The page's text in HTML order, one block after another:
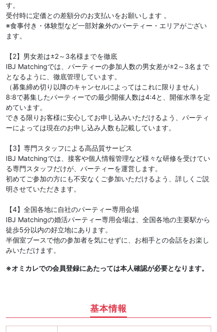
す。
受付時に定価との差額分のお支払いをお願いします 。
※食事付き・体験型など一部対象外のパーティー・エリアがござい
ます。
【2】男女差は±2～3名様までを徹底
IBJ Matchingでは、パーティーの参加人数の男女差が±2～3名まで
となるように、徹底管理しています。
（募集締め切り以降のキャンセルによってはこれに限りません）
8:8で募集したパーティーでの最少開催人数は4:4と、開催水準を定
めています。
できる限りお客様に安心してお申し込みいただけるよう、パーティ
ーによっては現在のお申し込み人数も記載しています。
【3】専門スタッフによる高品質サービス
IBJ Matchingでは、接客や個人情報管理など様々な研修を受けてい
る専門スタッフだけが、パーティーを運営します。
初めてご参加の方にも不安なくご参加いただけるよう、詳しくご説
明させていただきます。
【4】全国各地に自社のパーティー専用会場
IBJ Matchingの婚活パーティー専用会場は、全国各地の主要駅から
徒歩5分以内の好立地にあります。
半個室ブースで他の参加者を気にせずに、お相手との会話をお楽し
みいただけます。
※オミカレでの会員登録にあたっては本人確認が必要となります。
基本情報